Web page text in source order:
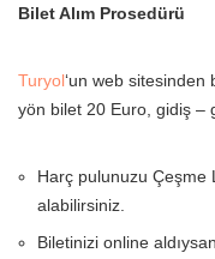
Bilet Alım Prosedürü
Turyol‘un web sitesinden
yön bilet 20 Euro, gidiş –
Harç pulunuzu Çeşme
alabilirsiniz.
Biletinizi online